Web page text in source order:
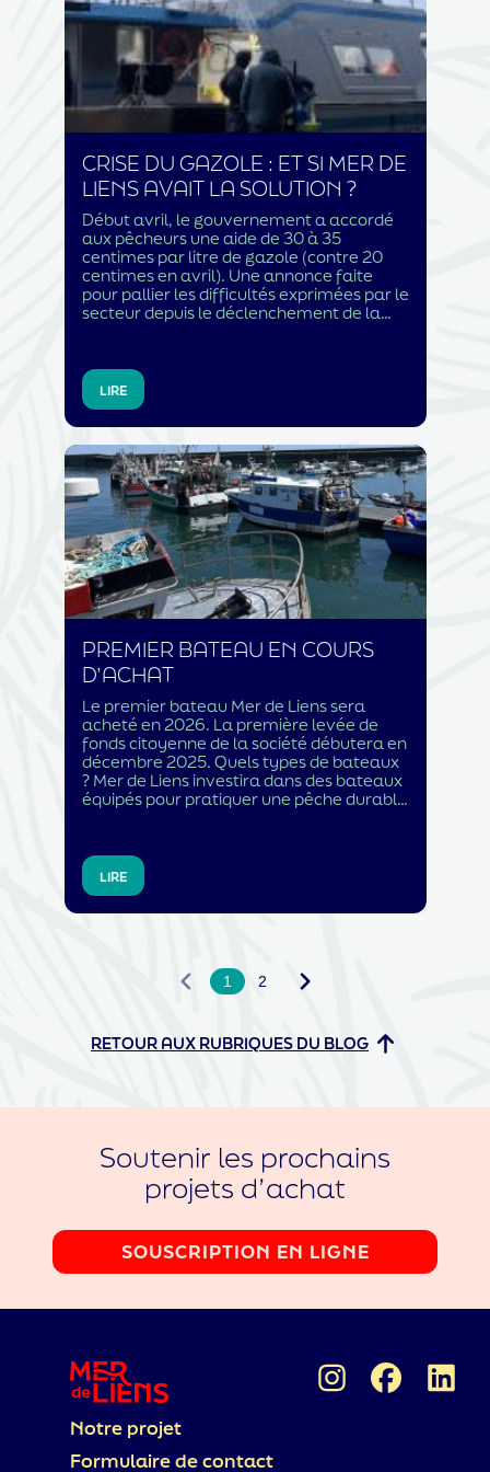
CRISE DU GAZOLE : ET SI MER DE
LIENS AVAIT LA SOLUTION ?
Début avril, le gouvernement a accordé
aux pêcheurs une aide de 30 à 35
centimes par litre de gazole (contre 20
centimes en avril). Une annonce faite
pour pallier les difficultés exprimées par le
secteur depuis le déclenchement de la
Cette mesure peut être saluée, elle évite
que des bateaux soient contraints de
rester à quai. Certaines techniques de
pêche nécessitent en effet 1 à 2 litres de
gazole pour pêcher 1 kilo de poisson. Dans
ce cas de figure, l’augmentation du prix à
la pompe fait dégringoler le chiffre
d’affaires. Cependant, […]
LIRE
PREMIER BATEAU EN COURS
D’ACHAT
Le premier bateau Mer de Liens sera
acheté en 2026. La première levée de
fonds citoyenne de la société débutera en
décembre 2025. Quels types de bateaux
? Mer de Liens investira dans des bateaux
équipés pour pratiquer une pêche durable
durable à la côte. Dans ce cadre, la
société aidera à l’achat de bateaux de
moins de 12 mètres qui partent en mer à
la journée et reviennent chaque soir dans
LIRE
1 2
RETOUR AUX RUBRIQUES DU BLOG
Soutenir les prochains
projets d’achat
SOUSCRIPTION EN LIGNE
Notre projet
Formulaire de contact